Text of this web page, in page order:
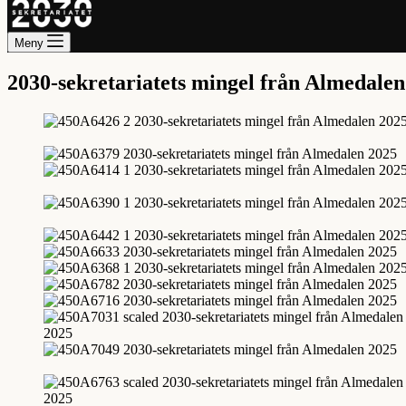
Meny
2030-sekretariatets mingel från